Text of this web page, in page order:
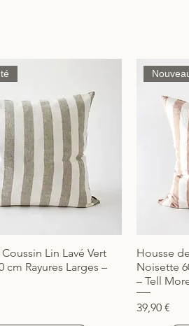
Aperçu rapideLin Lavé Vert
cm Rayures Larges –
Housse
Noisette
– Tell
Prix
39,90 €